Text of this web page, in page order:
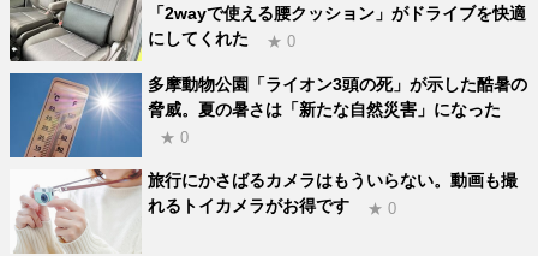
「2wayで使える腰クッション」がドライブを快適
にしてくれた
★ 0
多摩動物公園「ライオン3頭の死」が示した酷暑の
脅威。夏の暑さは「新たな自然災害」になった
★ 0
旅行にかさばるカメラはもういらない。動画も撮
れるトイカメラがお得です
★ 0